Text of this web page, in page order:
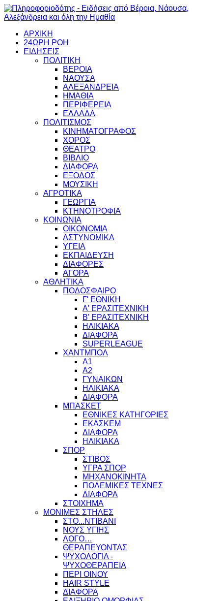
ΑΡΧΙΚΗ
24ΩΡΗ ΡΟΗ
ΕΙΔΗΣΕΙΣ
ΠΟΛΙΤΙΚΗ
ΒΕΡΟΙΑ
ΝΑΟΥΣΑ
ΑΛΕΞΑΝΔΡΕΙΑ
ΗΜΑΘΙΑ
ΠΕΡΙΦΕΡΕΙΑ
ΕΛΛΑΔΑ
ΠΟΛΙΤΙΣΜΟΣ
ΚΙΝΗΜΑΤΟΓΡΑΦΟΣ
ΧΟΡΟΣ
ΘΕΑΤΡΟ
ΒΙΒΛΙΟ
ΔΙΑΦΟΡΑ
ΕΞΟΔΟΣ
ΜΟΥΣΙΚΗ
ΑΓΡΟΤΙΚΑ
ΓΕΩΡΓΙΑ
ΚΤΗΝΟΤΡΟΦΙΑ
ΚΟΙΝΩΝΙΑ
ΟΙΚΟΝΟΜΙΑ
ΑΣΤΥΝΟΜΙΚΑ
ΥΓΕΙΑ
ΕΚΠΑΙΔΕΥΣΗ
ΔΙΑΦΟΡΕΣ
ΑΓΟΡΑ
ΑΘΛΗΤΙΚΑ
ΠΟΔΟΣΦΑΙΡΟ
Γ' ΕΘΝΙΚΗ
Α' ΕΡΑΣΙΤΕΧΝΙΚΗ
Β' ΕΡΑΣΙΤΕΧΝΙΚΗ
ΗΛΙΚΙΑΚΑ
ΔΙΑΦΟΡΑ
SUPERLEAGUE
ΧΑΝΤΜΠΟΛ
Α1
Α2
ΓΥΝΑΙΚΩΝ
ΗΛΙΚΙΑΚΑ
ΔΙΑΦΟΡΑ
ΜΠΑΣΚΕΤ
ΕΘΝΙΚΕΣ ΚΑΤΗΓΟΡΙΕΣ
ΕΚΑΣΚΕΜ
ΔΙΑΦΟΡΑ
ΗΛΙΚΙΑΚΑ
ΣΠΟΡ
ΣΤΙΒΟΣ
ΥΓΡΑ ΣΠΟΡ
ΜΗΧΑΝΟΚΙΝΗΤΑ
ΠΟΛΕΜΙΚΕΣ ΤΕΧΝΕΣ
ΔΙΑΦΟΡΑ
ΣΤΟΙΧΗΜΑ
ΜΟΝΙΜΕΣ ΣΤΗΛΕΣ
ΣΤΟ...ΝΤΙΒΑΝΙ
ΝΟΥΣ ΥΓΙΗΣ
ΛΟΓΟ…
ΘΕΡΑΠΕΥΟΝΤΑΣ
ΨΥΧΟΛΟΓΙΑ -
ΨΥΧΟΘΕΡΑΠΕΙΑ
ΠΕΡΙ ΟΙΝΟΥ
HAIR STYLE
ΔΙΑΦΟΡΑ